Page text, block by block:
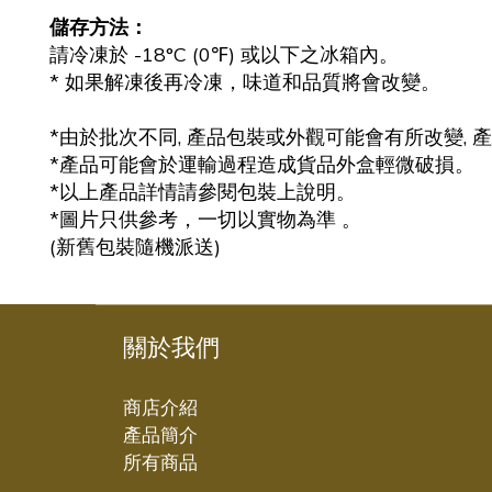
儲存方法：
請冷凍於 -18°C (0℉) 或以下之冰箱內。
* 如果解凍後再冷凍，味道和品質將會改變。
*由於批次不同, 產品包裝或外觀可能會有所改變,
*產品可能會於運輸過程造成貨品外盒輕微破損。
*以上產品詳情請參閱包裝上說明。
*圖片只供參考，一切以實物為準 。
(新舊包裝隨機派送)
關於我們
商店介紹
產品簡介
所有商品